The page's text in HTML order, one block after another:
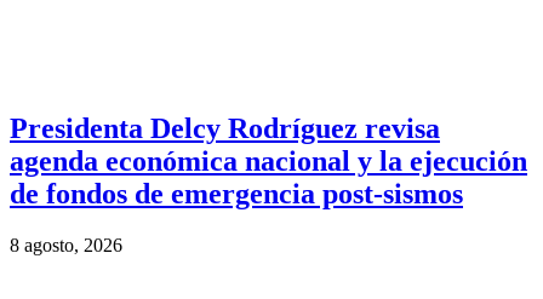
Presidenta Delcy Rodríguez revisa
agenda económica nacional y la ejecución
de fondos de emergencia post-sismos
8 agosto, 2026